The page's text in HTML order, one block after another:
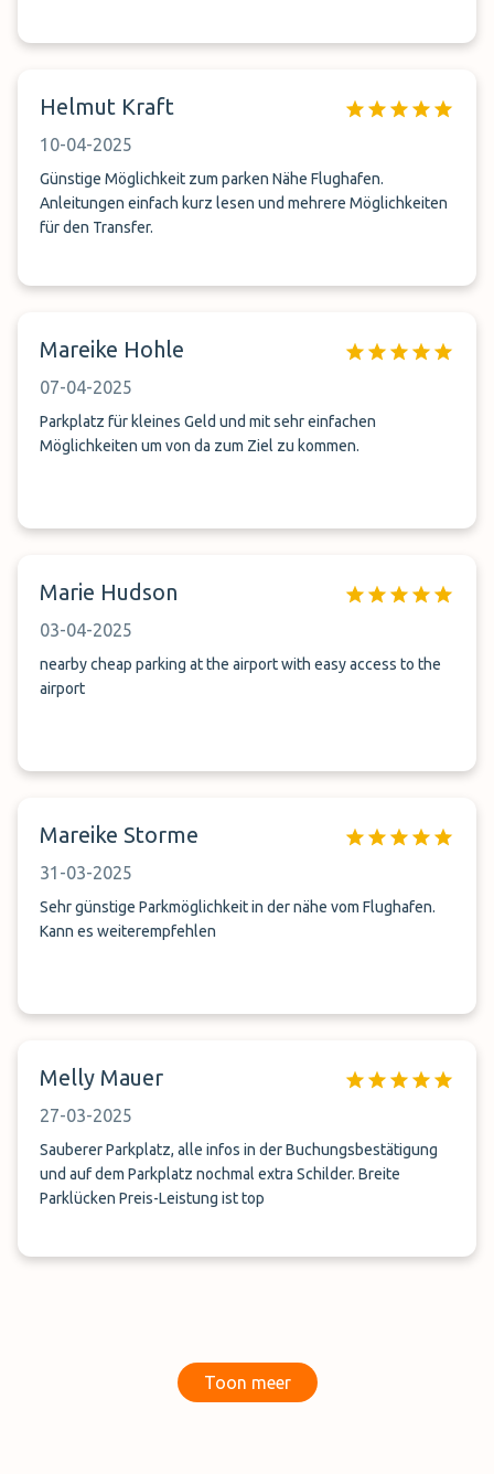
Helmut Kraft
10-04-2025
Günstige Möglichkeit zum parken Nähe Flughafen.
Anleitungen einfach kurz lesen und mehrere Möglichkeiten
für den Transfer.
Mareike Hohle
07-04-2025
Parkplatz für kleines Geld und mit sehr einfachen
Möglichkeiten um von da zum Ziel zu kommen.
Marie Hudson
03-04-2025
nearby cheap parking at the airport with easy access to the
airport
Mareike Storme
31-03-2025
Sehr günstige Parkmöglichkeit in der nähe vom Flughafen.
Kann es weiterempfehlen
Melly Mauer
27-03-2025
Sauberer Parkplatz, alle infos in der Buchungsbestätigung
und auf dem Parkplatz nochmal extra Schilder. Breite
Parklücken Preis-Leistung ist top
Toon meer